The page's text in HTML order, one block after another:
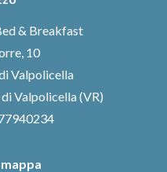
& Breakfast
10
Valpolicella
Valpolicella (VR)